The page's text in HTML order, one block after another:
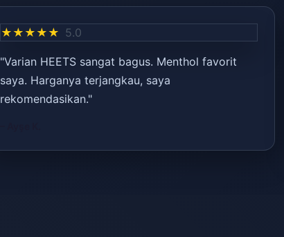
★★★★★ 5.0
"Varian HEETS sangat bagus. Menthol favorit
saya. Harganya terjangkau, saya
rekomendasikan."